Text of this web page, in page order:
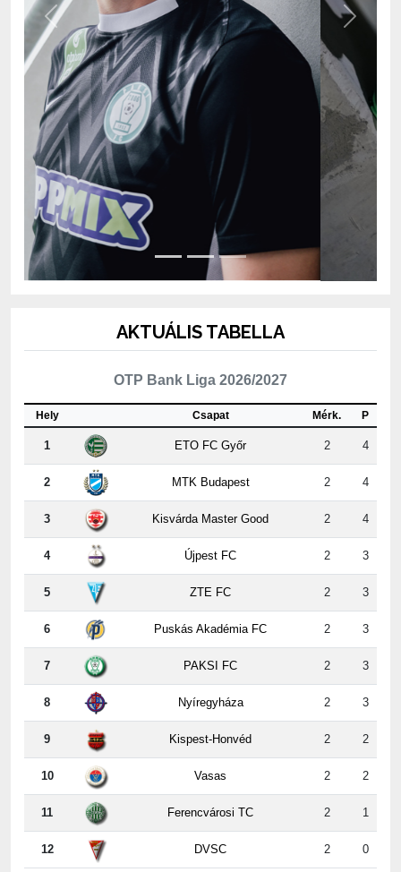
OTP Bank Liga 2026/2027
Csapat
1 ETO FC Győr 2 4
2 MTK Budapest 2 4
3 Kisvárda Master Good 2 4
4 Újpest FC 2 3
5 ZTE FC 2 3
6 Puskás Akadémia FC 2 3
7 PAKSI FC 2 3
8 Nyíregyháza 2 3
9 Kispest-Honvéd 2 2
10 Vasas 2 2
11 Ferencvárosi TC 2 1
12 DVSC 2 0